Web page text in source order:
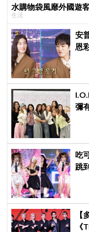
水購物袋風靡外國遊
生活
安
恩
彌
吃
跳
《